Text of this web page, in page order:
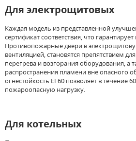
Для электрощитовых
Каждая модель из представленной
сертификат соответствия, что
Противопожарные двери в
вентиляцией, становятся препятствием
перегрева и возгорания оборудования, а
распространения пламени вне опасного
огнестойкость EI 60 позволяет в течение
пожароопасную нагрузку.
Для котельных